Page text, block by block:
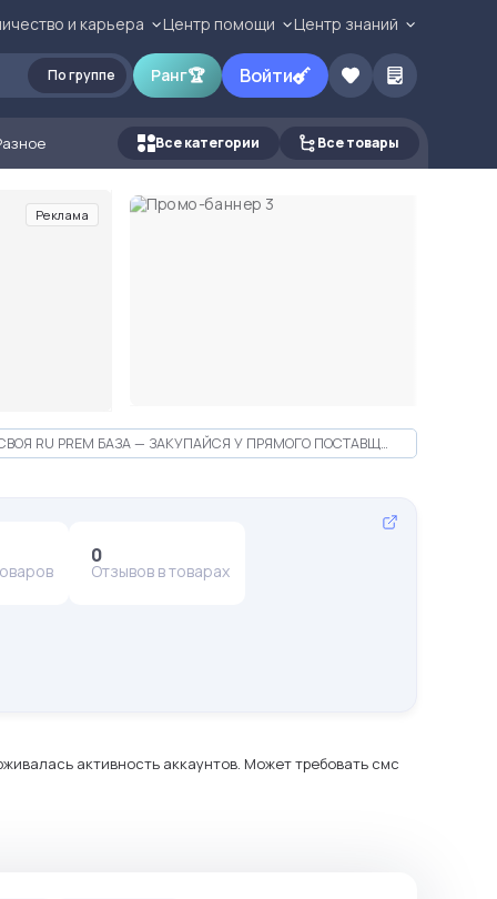
и карьера Центр помощи Центр знаний
По группе Ранг🏆 Войти
Все категории Все товары
Реклама
СВОЯ RU PREM БАЗА — ЗАКУПАЙСЯ У ПРЯМОГО ПОСТАВЩИКА
0
Отзывов в товарах
активность аккаунтов. Может требовать смс